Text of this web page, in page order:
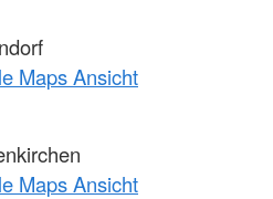
Maps Ansicht
Maps Ansicht